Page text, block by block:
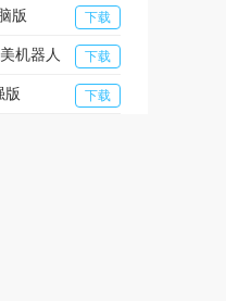
版 下载
机器人 下载
版 下载